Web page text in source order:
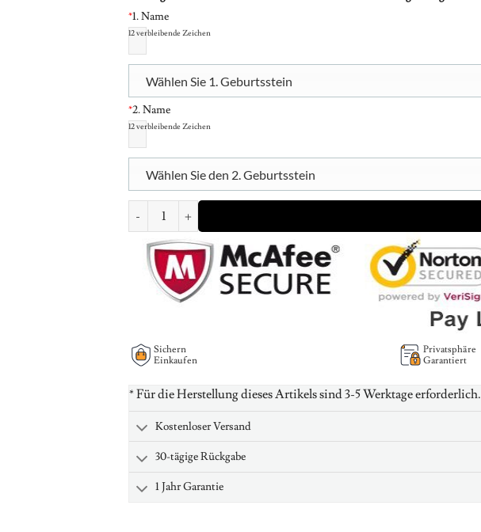
*1. Name
12verbleibende Zeichen
Wählen Sie 1. Geburtsstein
*2. Name
12verbleibende Zeichen
Wählen Sie den 2. Geburtsstein
Heart in Heart Birthstone Necklace Menge
Sichern
Einkaufen
Privatsphäre
Garantiert
* Für die Herstellung dieses Artikels sind 3-5 Werktage erforderlich.
Kostenloser Versand
30-tägige Rückgabe
1 Jahr Garantie